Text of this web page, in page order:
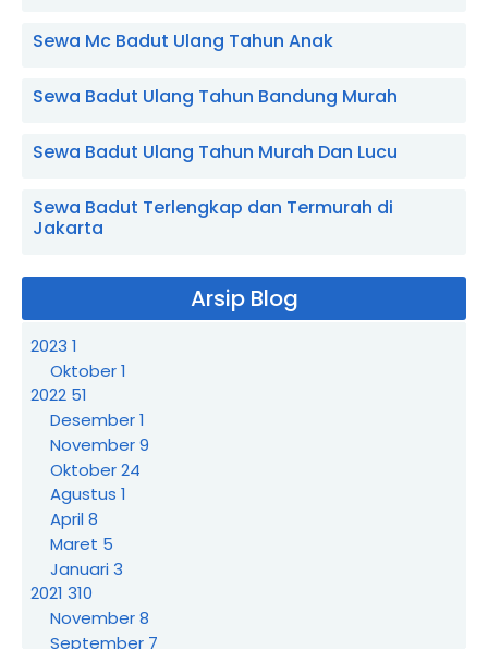
Sewa Mc Badut Ulang Tahun Anak
Sewa Badut Ulang Tahun Bandung Murah
Sewa Badut Ulang Tahun Murah Dan Lucu
Sewa Badut Terlengkap dan Termurah di
Jakarta
Arsip Blog
2023 1
Oktober1
2022 51
Desember1
November9
Oktober24
Agustus 1
April8
Maret 5
Januari3
2021 310
November8
September 7